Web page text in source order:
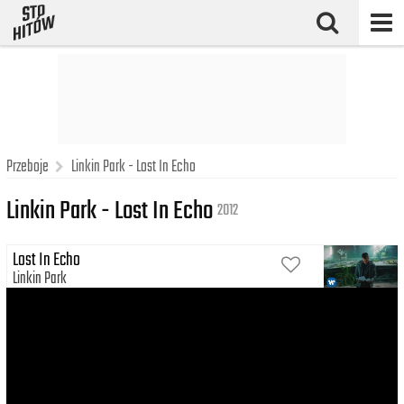
Przeboje Linkin Park - Lost In Echo
Linkin Park - Lost In Echo2012
Lost In Echo
Linkin Park